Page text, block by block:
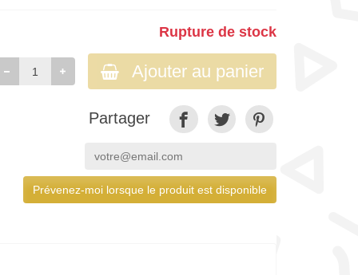
Rupture de stock
Ajouter au panier
Partager
Prévenez-moi lorsque le produit est disponible